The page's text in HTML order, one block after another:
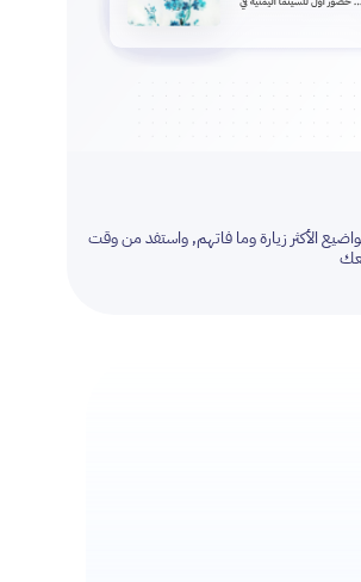
الأكثر زيارة وما فاتهم, واستفد من وقت